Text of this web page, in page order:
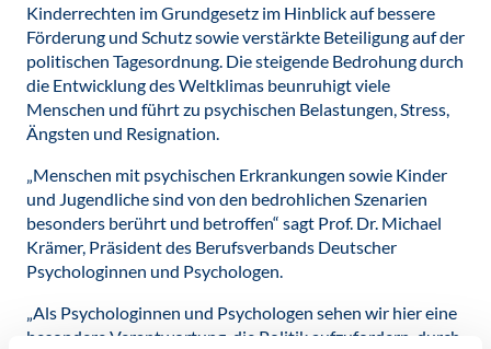
Kinderrechten im Grundgesetz im Hinblick auf bessere
Förderung und Schutz sowie verstärkte Beteiligung auf der
politischen Tagesordnung. Die steigende Bedrohung durch
die Entwicklung des Weltklimas beunruhigt viele
Menschen und führt zu psychischen Belastungen, Stress,
Ängsten und Resignation.
„Menschen mit psychischen Erkrankungen sowie Kinder
und Jugendliche sind von den bedrohlichen Szenarien
besonders berührt und betroffen“ sagt Prof. Dr. Michael
Krämer, Präsident des Berufsverbands Deutscher
Psychologinnen und Psychologen.
„Als Psychologinnen und Psychologen sehen wir hier eine
besondere Verantwortung, die Politik aufzufordern, durch